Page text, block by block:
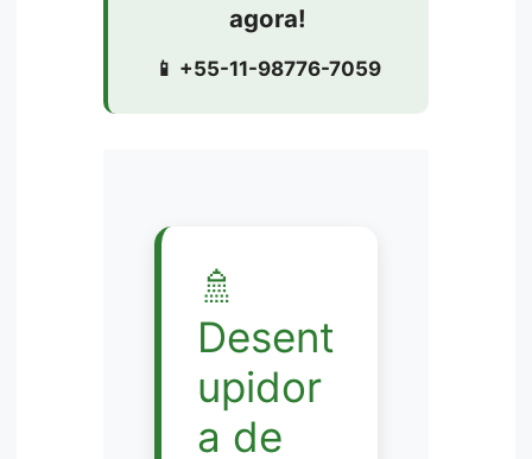
agora!
📱 +55-11-98776-7059
🚿
Desent
upidor
a de